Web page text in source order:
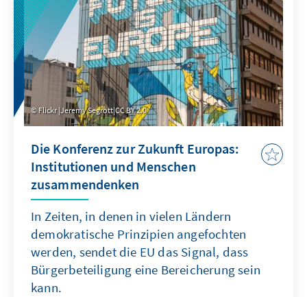
Flickr |Jeremy Segrott|CC BY 2.0
Die Konferenz zur Zukunft Europas:
Institutionen und Menschen
zusammendenken
In Zeiten, in denen in vielen Ländern
demokratische Prinzipien angefochten
werden, sendet die EU das Signal, dass
Bürgerbeteiligung eine Bereicherung sein
kann.